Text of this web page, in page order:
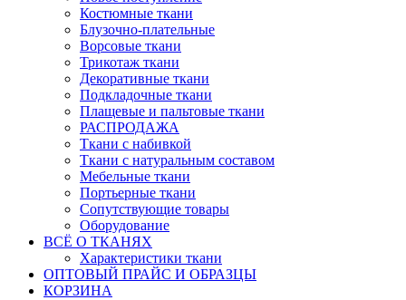
Костюмные ткани
Блузочно-плательные
Ворсовые ткани
Трикотаж ткани
Декоративные ткани
Подкладочные ткани
Плащевые и пальтовые ткани
РАСПРОДАЖА
Ткани с набивкой
Ткани с натуральным составом
Мебельные ткани
Портьерные ткани
Сопутствующие товары
Оборудование
ВСЁ О ТКАНЯХ
Характеристики ткани
ОПТОВЫЙ ПРАЙС И ОБРАЗЦЫ
КОРЗИНА